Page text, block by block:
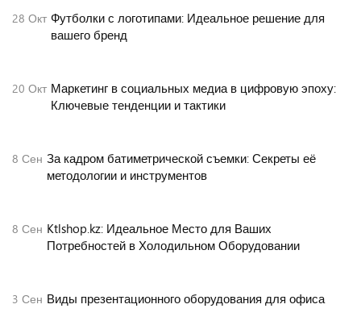
28 Окт Футболки с логотипами: Идеальное решение для
вашего бренд
20 Окт Маркетинг в социальных медиа в цифровую эпоху:
Ключевые тенденции и тактики
8 Сен За кадром батиметрической съемки: Секреты её
методологии и инструментов
8 Сен Ktlshop.kz: Идеальное Место для Ваших
Потребностей в Холодильном Оборудовании
3 Сен Виды презентационного оборудования для офиса